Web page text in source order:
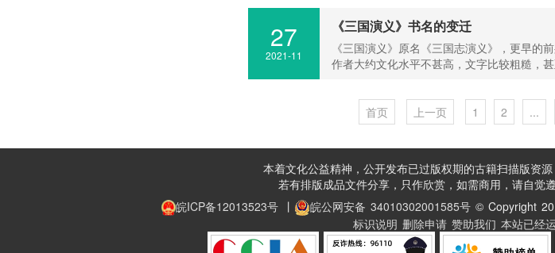
27
2021-11
《三国演义》书名的变迁
《三国演义》原名《三国志演义》，更早的
作者大约文化水平不甚高，文字比较粗糙，
首页 上一页 1 2 ...
本着文化公益精神，公开发布已过版权期的古籍扫描版资源
若有排版成品文件分享，只作欣赏，如需商用，请自觉
皖ICP备12013523号丨 皖公网安备 34010302001585号©Copyright
标识说明 删除申请 赞助我们 本站已经